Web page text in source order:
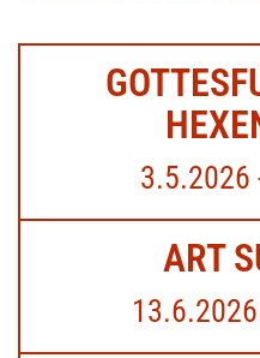
3.5.2026
ART